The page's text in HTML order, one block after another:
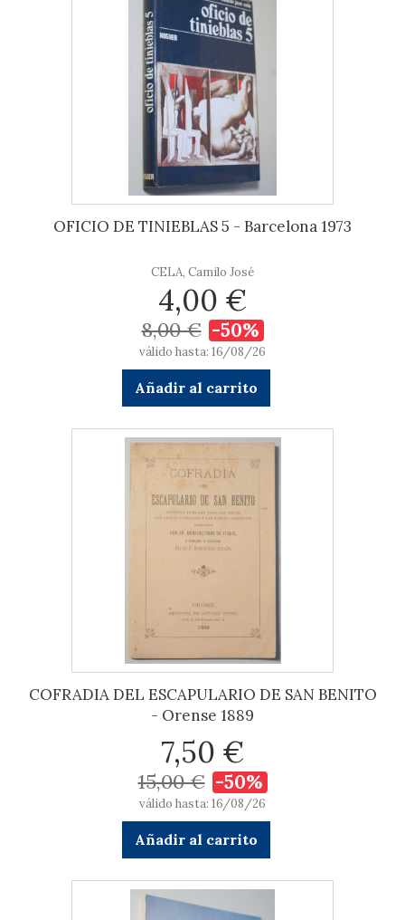
OFICIO DE TINIEBLAS 5 - Barcelona 1973
CELA, Camilo José
4,00 €
8,00 € -50%
válido hasta: 16/08/26
Añadir al carrito
COFRADIA DEL ESCAPULARIO DE SAN BENITO
- Orense 1889
7,50 €
15,00 € -50%
válido hasta: 16/08/26
Añadir al carrito